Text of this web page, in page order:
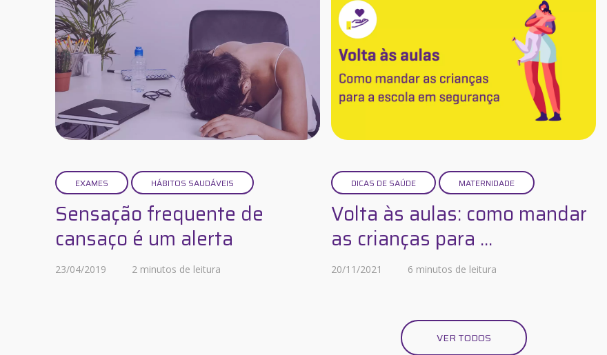
EXAMES HÁBITOS SAUDÁVEIS
Sensação frequente de
cansaço é um alerta
23/04/2019 2 minutos de leitura
DICAS DE SAÚDE MATERNIDADE
Volta às aulas: como mandar
as crianças para ...
20/11/2021 6 minutos de leitura
VER TODOS